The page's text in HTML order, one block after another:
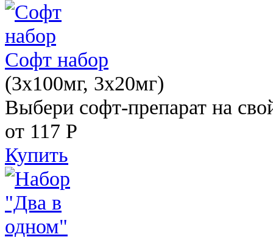
Софт набор
(3x100мг, 3x20мг)
Выбери софт-препарат на
от 117 Р
Купить